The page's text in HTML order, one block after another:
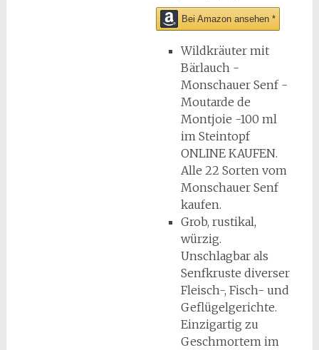
Bei Amazon ansehen *
Wildkräuter mit
Bärlauch -
Monschauer Senf -
Moutarde de
Montjoie -100 ml
im Steintopf
ONLINE KAUFEN.
Alle 22 Sorten vom
Monschauer Senf
kaufen.
Grob, rustikal,
würzig.
Unschlagbar als
Senfkruste diverser
Fleisch-, Fisch- und
Geflügelgerichte.
Einzigartig zu
Geschmortem im